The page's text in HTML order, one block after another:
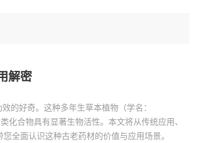
解密
的好奇。这种多年生草本植物（学名：
化合物具有显著生物活性。本文将从传统应用、
全面认识这种古老药材的价值与应用场景。